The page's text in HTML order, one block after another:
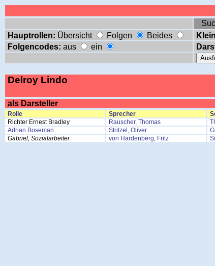
Hauptrollen: Übersicht Folgen Beides
Folgencodes: aus ein
Delroy Lindo
als Darsteller
Rolle Sprecher
Richter Ernest Bradley
Rauscher, Thomas
Adrian Boseman
Stritzel, Oliver
Gabriel, Sozialarbeiter
von Hardenberg, Fritz